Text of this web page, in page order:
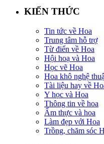
KIẾN THỨC
Tin tức về Hoa
Trung tâm hỗ trợ
Từ điển về Hoa
Hội hoạ và Hoa
Học vẽ Hoa
Hoa khô nghệ
Tài liệu hay về
Y học và Hoa
Thông tin về hoa
Ẩm thực và hoa
Làm đẹp với Hoa
Trồng, chăm sóc